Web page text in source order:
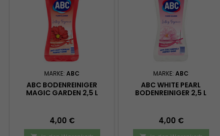
MARKE: ABC
ABC BODENREINIGER
MAGIC GARDEN 2,5 L
Preis
4,00 €
MARKE: ABC
ABC WHITE PEARL
BODENREINIGER 2,5 L
Preis
4,00 €